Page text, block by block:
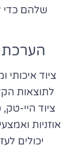
שלהם
הערכת
ציוד
לתוצאות
ציוד היי-
אוזניות
יכולים